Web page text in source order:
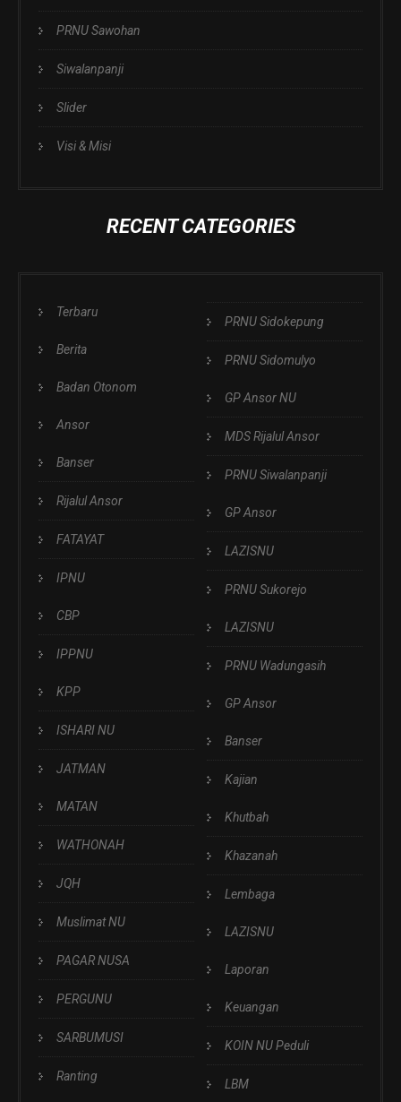
PRNU Sawohan
Siwalanpanji
Slider
Visi & Misi
RECENT CATEGORIES
Terbaru
Berita
Badan Otonom
Ansor
Banser
Rijalul Ansor
FATAYAT
IPNU
CBP
IPPNU
KPP
ISHARI NU
JATMAN
MATAN
WATHONAH
JQH
Muslimat NU
PAGAR NUSA
PERGUNU
SARBUMUSI
Ranting
PRNU Sidokepung
PRNU Sidomulyo
GP Ansor NU
MDS Rijalul Ansor
PRNU Siwalanpanji
GP Ansor
LAZISNU
PRNU Sukorejo
LAZISNU
PRNU Wadungasih
GP Ansor
Banser
Kajian
Khutbah
Khazanah
Lembaga
LAZISNU
Laporan
Keuangan
KOIN NU Peduli
LBM